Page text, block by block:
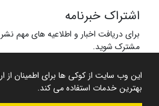
این وب سایت از کوکی ها برای اطمینان از
بهترین خدمات استفاده می کند.
اشتراک خبرنامه
برای دریافت اخبار و اطلاعیه های مهم
مشترک شوید.